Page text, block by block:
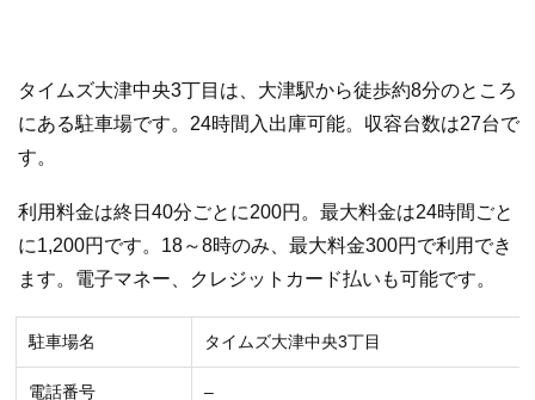
タイムズ大津中央3丁目は、大津駅から徒歩約8分のところ
にある駐車場です。24時間入出庫可能。収容台数は27台で
す。
利用料金は終日40分ごとに200円。最大料金は24時間ごと
に1,200円です。18～8時のみ、最大料金300円で利用でき
ます。電子マネー、クレジットカード払いも可能です。
駐車場名 タイムズ大津中央3丁目
電話番号 –